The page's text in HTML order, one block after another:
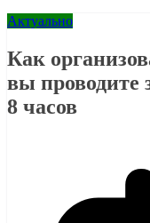
Актуально
Как
вы проводите
8 часов